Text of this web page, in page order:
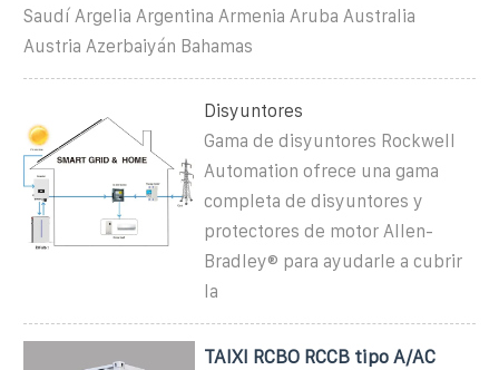
Saudí Argelia Argentina Armenia Aruba Australia
Austria Azerbaiyán Bahamas
Disyuntores
Gama de disyuntores Rockwell
Automation ofrece una gama
completa de disyuntores y
protectores de motor Allen-
Bradley® para ayudarle a cubrir
la
TAIXI RCBO RCCB tipo A/AC